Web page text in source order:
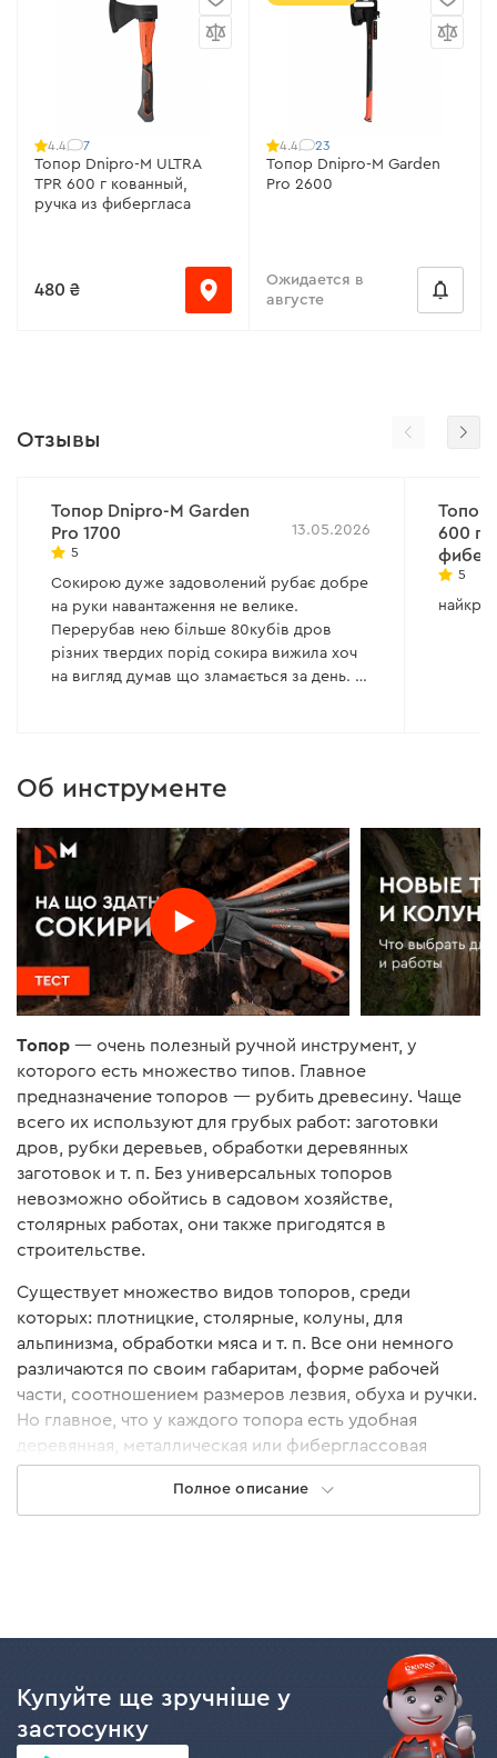
4.4 7
Топор Dnipro-M ULTRA
TPR 600 г кованный,
ручка из фибергласа
480 ₴
4.4 23
Топор Dnipro-M Garden
Pro 2600
Ожидается в
августе
Отзывы
Топор Dnipro-M Garden
Pro 1700
5
13.05.2026
Сокирою дуже задоволений рубає добре
на руки навантаження не велике.
Перерубав нею більше 80кубів дров
різних твердих порід сокира вижила хоч
на вигляд думав що зламається за день. З
Топор
600 г
5
Об инструменте
Топор — очень полезный ручной инструмент, у
которого есть множество типов. Главное
предназначение топоров — рубить древесину. Чаще
всего их используют для грубых работ: заготовки
дров, рубки деревьев, обработки деревянных
заготовок и т. п. Без универсальных топоров
невозможно обойтись в садовом хозяйстве,
столярных работах, они также пригодятся в
строительстве.
Существует множество видов топоров, среди
которых: плотницкие, столярные, колуны, для
альпинизма, обработки мяса и т. п. Все они немного
различаются по своим габаритам, форме рабочей
части, соотношением размеров лезвия, обуха и ручки.
Но главное, что у каждого топора есть удобная
деревянная, металлическая или фиберглассовая
ручка, а также рабочая часть из прочной закаленной
европейским стандартам качества.
Преимущества топоров и колунов
Dnipro-M
Полное описание
Купуйте ще зручніше у
застосунку